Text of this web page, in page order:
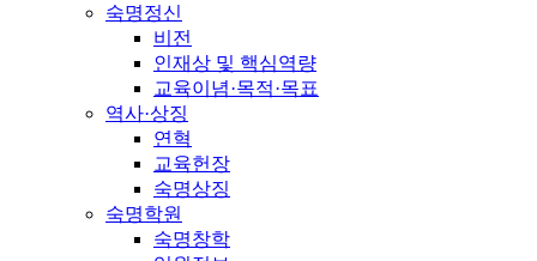
숙명정신
비전
인재상 및 핵심역량
교육이념·목적·목표
역사·상징
연혁
교육헌장
숙명상징
숙명학원
숙명창학